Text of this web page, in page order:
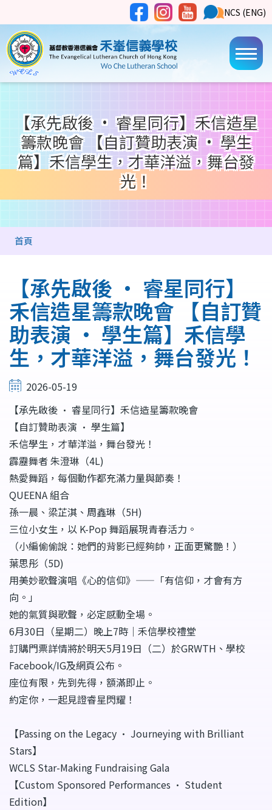
Social
Media
NCS
Button
NCS (ENG)
Main
【承先啟後 • 睿星同行】禾信造星
籌款晚會 【自訂贊助表演 · 學生
篇】禾信學生，才華洋溢，舞台發
光！
導
連
結
首頁
【承先啟後 • 睿星同行】
禾信造星籌款晚會 【自訂贊
助表演 · 學生篇】禾信學
生，才華洋溢，舞台發光！
2026-05-19
【承先啟後 • 睿星同行】禾信造星籌款晚會
【自訂贊助表演 · 學生篇】
禾信學生，才華洋溢，舞台發光！
霹靂舞者 朱澄琳（4L)
熱愛舞蹈，每個動作都充滿力量與節奏！
QUEENA 組合
孫一晨、梁芷淇、周鑫琳（5H)
三位小女生，以 K-Pop 舞蹈展現青春活力。
（小編偷偷說：她們的背影已經夠帥，正面更驚艷！）
葉思彤（5D)
用美妙歌聲演唱《心的信仰》——「有信仰，才會有方
向。」
她的氣質與歌聲，必定感動全場。
6月30日（星期二）晚上7時｜禾信學校禮堂
訂購門票詳情將於明天5月19日（二）於GRWTH、學校
Facebook/IG及網頁公布。
座位有限，先到先得，額滿即止。
約定你，一起見證睿星閃耀！
【Passing on the Legacy • Journeying with Brilliant
Stars】
WCLS Star-Making Fundraising Gala
【Custom Sponsored Performances · Student
Edition】